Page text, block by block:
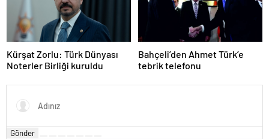
Kürşat Zorlu: Türk Dünyası
Noterler Birliği kuruldu
Bahçeli’den Ahmet Türk’e
tebrik telefonu
Gönder